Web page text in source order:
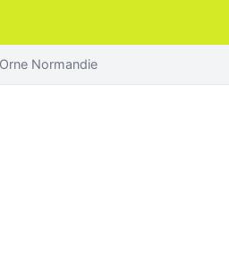
Normandie